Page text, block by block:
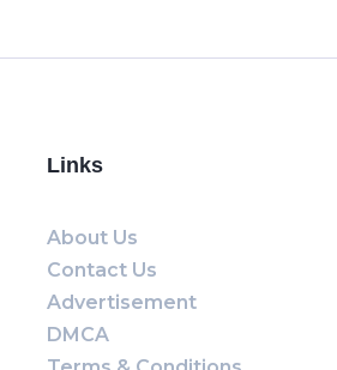
Links
About Us
Contact Us
Advertisement
DMCA